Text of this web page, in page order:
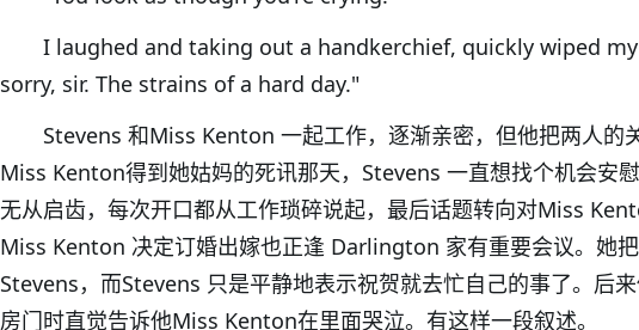
I laughed and taking out a handkerchief, quickly wiped
sorry, sir. The strains of a hard day."
Stevens 和Miss Kenton 一起工作，逐渐亲密，但他把两人的
Miss Kenton得到她姑妈的死讯那天，Stevens 一直想找个机会安
无从启齿，每次开口都从工作琐碎说起，最后话题转向对Miss
Miss Kenton 决定订婚出嫁也正逢 Darlington 家有重要会议。她
Stevens，而Stevens 只是平静地表示祝贺就去忙自己的事了。后
房门时直觉告诉他Miss Kenton在里面哭泣。有这样一段叙述。